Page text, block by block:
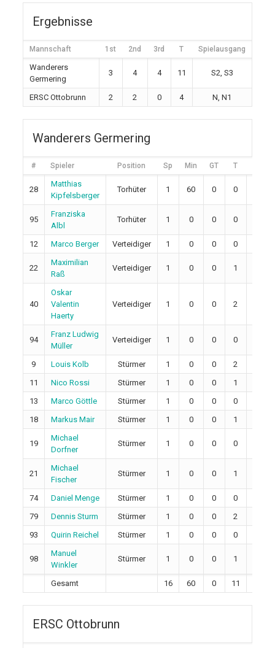
Ergebnisse
Mannschaft 1st 2nd 3rd T Spielausgang
Wanderers
Germering
3 4 4 11 S2, S3
ERSC Ottobrunn 2 2 0 4 N, N1
Wanderers Germering
# Spieler Position Sp Min GT T
28
Matthias
Kipfelsberger
Torhüter 1 60 0 0
95
Franziska
Albl
Torhüter 1 0 0 0
12 Marco Berger Verteidiger 1 0 0 0
22
Maximilian
Raß
Verteidiger 1 0 0 1
40
Oskar
Valentin
Haerty
Verteidiger 1 0 0 2
94
Franz Ludwig
Müller
Verteidiger 1 0 0 0
9 Louis Kolb Stürmer 1 0 0 2
11
Nico Rossi Stürmer 1 0 0 1
13
Marco Göttle Stürmer 1 0 0 0
18
Markus Mair Stürmer 1 0 0 1
19
Michael
Dorfner
Stürmer 1 0 0 0
21
Michael
Fischer
Stürmer 1 0 0 1
74 Daniel Menge Stürmer 1 0 0 0
79
Dennis Sturm Stürmer 1 0 0 2
93
Quirin Reichel Stürmer 1 0 0 0
98
Manuel
Winkler
Stürmer 1 0 0 1
Gesamt 16 60 0 11
ERSC Ottobrunn